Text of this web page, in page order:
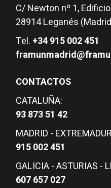
C/ Newton nº 1,
28914 Leganés
Tel. +34 915 002 451
CONTACTOS
CATALUÑA:
93 873 51 42
MADRID -
915 002 451
GALICIA - ASTURIAS -
607 657 027